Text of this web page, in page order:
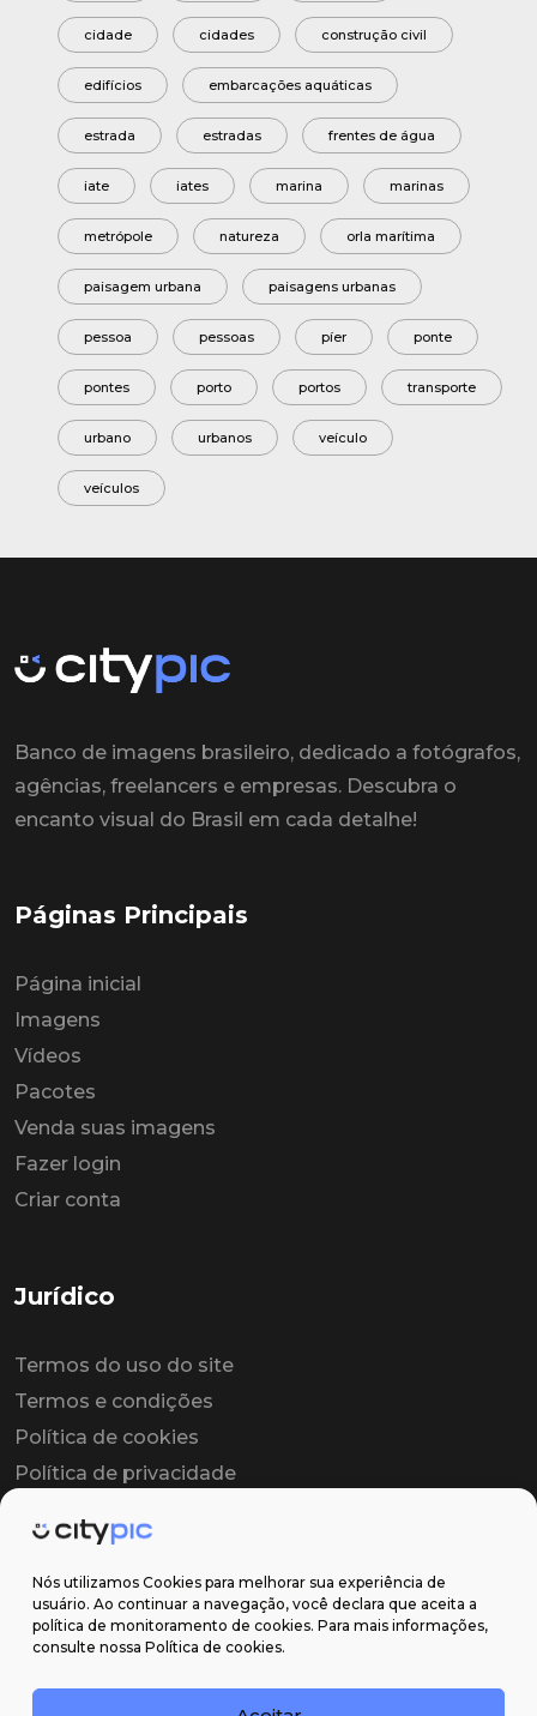
Nós utilizamos Cookies para melhorar sua experiência de
usuário. Ao continuar a navegação, você declara que aceita a
política de monitoramento de cookies. Para mais informações,
consulte nossa Política de cookies.
cidade cidades construção civil
edifícios embarcações aquáticas
estrada estradas frentes de água
iate iates marina marinas
metrópole natureza orla marítima
paisagem urbana paisagens urbanas
pessoa pessoas píer ponte
pontes porto portos transporte
urbano urbanos veículo
veículos
Banco de imagens brasileiro, dedicado a fotógrafos,
agências, freelancers e empresas. Descubra o
encanto visual do Brasil em cada detalhe!
Páginas Principais
Página inicial
Imagens
Vídeos
Pacotes
Venda suas imagens
Fazer login
Criar conta
Jurídico
Termos do uso do site
Termos e condições
Política de cookies
Política de privacidade
Contrato de licença
Suporte